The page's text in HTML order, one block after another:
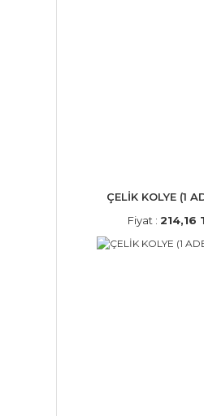
ÇELİK KOLYE (1
Fiyat :214,16